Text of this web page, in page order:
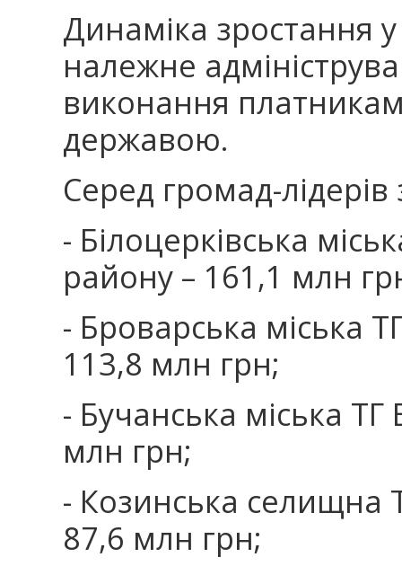
Динаміка зростання
належне
виконання
державою.
Серед громад-
- Білоцерківська
району – 161,1 млн
- Броварська міська
113,8 млн грн;
- Бучанська міська
млн грн;
- Козинська селищна
87,6 млн грн;